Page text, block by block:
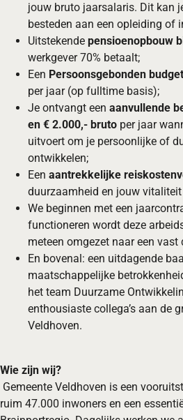
jouw bruto jaarsalaris. Dit kan
besteden aan een opleiding of
Uitstekende pensioenopbouw
werkgever 70% betaalt;
Een Persoonsgebonden
per jaar (op fulltime basis);
Je ontvangt een aanvullende
en € 2.000,- bruto per jaar
uitvoert om je persoonlijke of
ontwikkelen;
Een aantrekkelijke
duurzaamheid en jouw
We beginnen met een
functioneren wordt deze
meteen omgezet naar een vast
En bovenal: een uitdagende
maatschappelijke
het team Duurzame
enthousiaste collega’s aan de
Veldhoven.
Wie zijn wij?
Gemeente Veldhoven is een
ruim 47.000 inwoners en een